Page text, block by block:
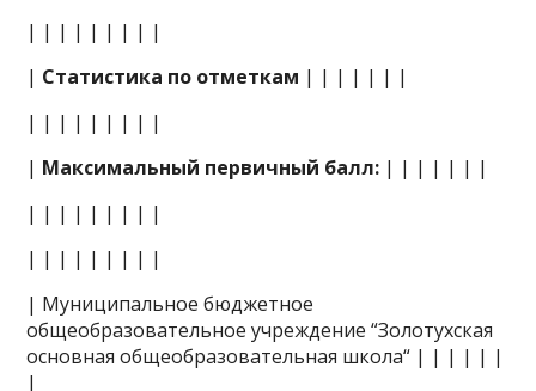
| | | | | | | | |
| Статистика по отметкам | | | | | | |
| | | | | | | | |
| Максимальный первичный балл: | | | | | | |
| | | | | | | | |
| | | | | | | | |
| Муниципальное бюджетное
общеобразовательное учреждение “Золотухская
основная общеобразовательная школа“ | | | | | |
|